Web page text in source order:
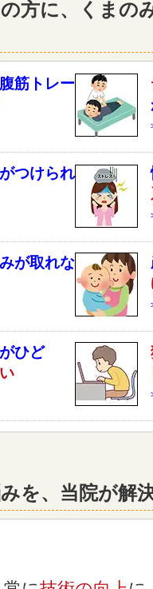
方に、くまの
筋トレー
つけられ
が取れな
ひど
を、当院が解